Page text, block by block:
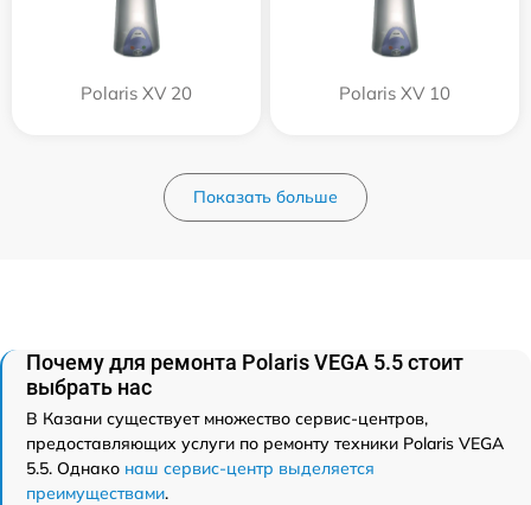
Polaris XV 20 Polaris XV 10
Показать больше
Почему для ремонта Polaris VEGA 5.5 стоит
выбрать нас
В Казани существует множество сервис-центров,
предоставляющих услуги по ремонту техники Polaris VEGA
5.5. Однако наш сервис-центр выделяется
преимуществами.